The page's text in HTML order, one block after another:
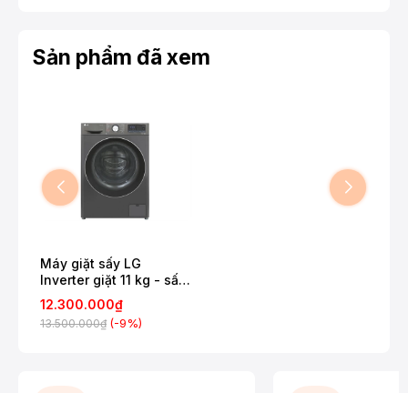
Sản phẩm đã xem
Máy giặt sấy LG
Inverter giặt 11 kg - sấy
7 kg FV1411D4B
12.300.000₫
13.500.000₫ (-9%)